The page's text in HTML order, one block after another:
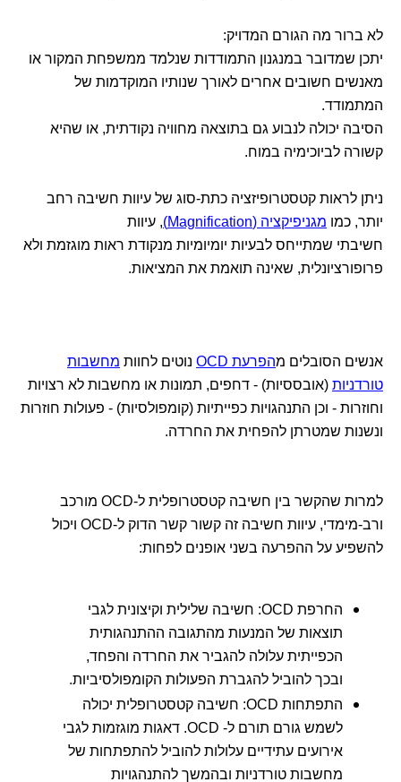
לא ברור מה הגורם המדויק:
יתכן שמדובר במנגנון התמודדות שנלמד ממשפחת המקור או
מאנשים חשובים אחרים לאורך שנותיו המוקדמות של
המתמודד.
הסיבה יכולה לנבוע גם בתוצאה מחוויה נקודתית, או שהיא
קשורה לביוכימיה במוח.
ניתן לראות קטסטרופיזציה כתת-סוג של עיוות חשיבה רחב
יותר, כמו מגניפיקציה (Magnification)
, עיוות
חשיבתי שמתייחס לבעיות יומיומיות מנקודת ראות מוגזמת ולא
פרופורציונלית, שאינה תואמת את המציאות.
אנשים הסובלים מהפרעת OCD נוטים לחוות מחשבות
טורדניות (אובססיות) - דחפים, תמונות או מחשבות לא רצויות
וחוזרות - וכן התנהגויות כפייתיות (קומפולסיות) - פעולות חוזרות
ונשנות שמטרתן להפחית את החרדה.
למרות שהקשר בין חשיבה קטסטרופלית ל-OCD מורכב
ורב-מימדי, עיוות חשיבה זה קשור קשר הדוק ל-OCD ויכול
להשפיע על ההפרעה בשני אופנים לפחות:
החרפת OCD: חשיבה שלילית וקיצונית לגבי
תוצאות של המנעות מהתגובה ההתנהגותית
הכפייתית עלולה להגביר את החרדה והפחד,
ובכך להוביל להגברת הפעולות הקומפולסיביות.
התפתחות OCD: חשיבה קטסטרופלית יכולה
לשמש גורם תורם ל- OCD. דאגות מוגזמות לגבי
אירועים עתידיים עלולות להוביל להתפתחות של
מחשבות טורדניות ובהמשך להתנהגויות